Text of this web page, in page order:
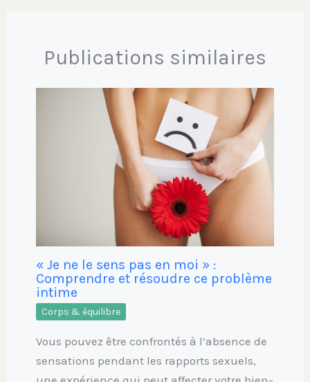
Publications similaires
« Je ne le sens pas en moi » :
Comprendre et résoudre ce problème
intime
Corps & équilibre
Vous pouvez être confrontés à l’absence de
sensations pendant les rapports sexuels,